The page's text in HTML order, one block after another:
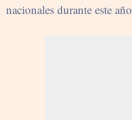
nacionales durante este año